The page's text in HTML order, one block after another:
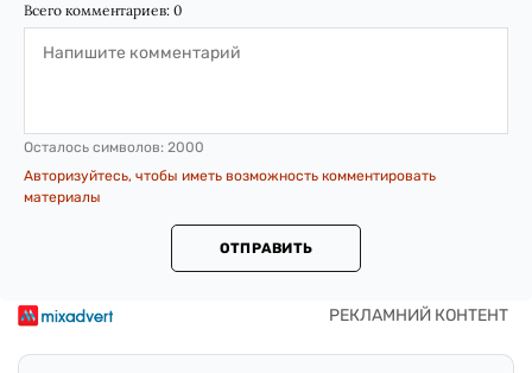
Всего комментариев: 0
Осталось символов: 2000
Авторизуйтесь, чтобы иметь возможность комментировать
материалы
ОТПРАВИТЬ